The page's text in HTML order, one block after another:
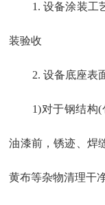
1. 设备涂装
装验收
2. 设备底座表
1)对于钢结构
油漆前，锈迹、焊
黄布等杂物清理干